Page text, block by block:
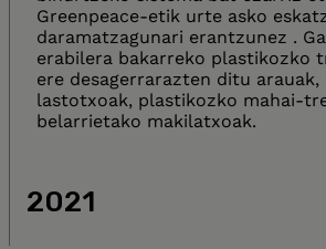
Greenpeace-etik urte asko
daramatzagunari erantzunez .
erabilera bakarreko plastikozko
ere desagerrarazten ditu arauak,
lastotxoak, plastikozko mahai-
belarrietako makilatxoak.
2021